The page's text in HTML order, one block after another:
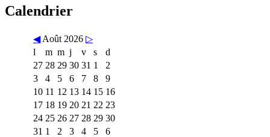
Calendrier
◀ Août 2026 ▷
l
m m j v s
d
27 28 29 30 31 1
2
3
4 5 6 7 8
9
10 11 12 13 14 15 16
17 18 19 20 21 22 23
24 25 26 27 28 29 30
31 1 2 3 4 5 6